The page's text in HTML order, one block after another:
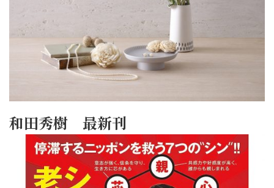
和田秀樹 最新刊